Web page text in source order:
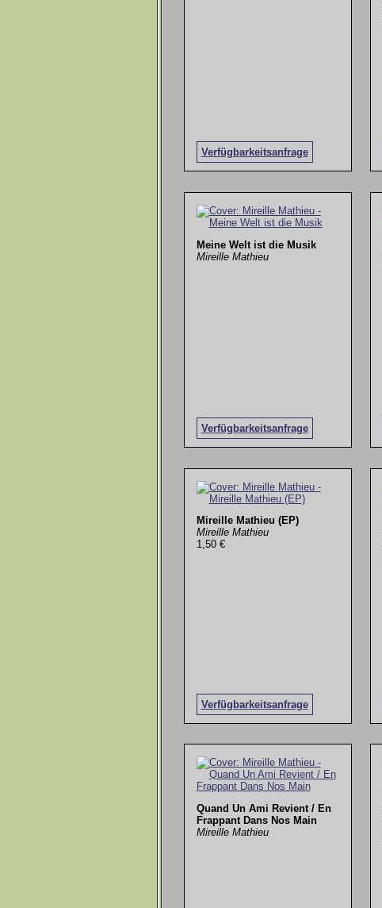
Verfügbarkeitsanfrage
Meine Welt ist die Musik
Mireille Mathieu
Verfügbarkeitsanfrage
Mireille Mathieu (EP)
Mireille Mathieu
1,50 €
Verfügbarkeitsanfrage
Quand Un Ami Revient / En
Frappant Dans Nos Main
Mireille Mathieu